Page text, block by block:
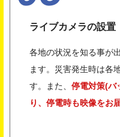
ライブカメラの設置
各地の状況を知る事が
ます。災害発生時は各
す。また、 停電対策(バ
り、停電時も映像をお